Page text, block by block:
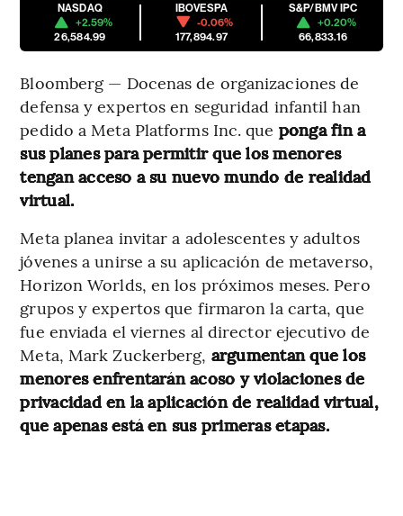
NASDAQ
+2.59%
26,584.99
IBOVESPA
-0.06%
177,894.97
S&P/BMV IPC
+0.20%
66,833.16
Bloomberg — Docenas de organizaciones de
defensa y expertos en seguridad infantil han
pedido a Meta Platforms Inc. que ponga fin a
sus planes para permitir que los menores
tengan acceso a su nuevo mundo de realidad
virtual.
Meta planea invitar a adolescentes y adultos
jóvenes a unirse a su aplicación de metaverso,
Horizon Worlds, en los próximos meses. Pero
grupos y expertos que firmaron la carta, que
fue enviada el viernes al director ejecutivo de
Meta, Mark Zuckerberg, argumentan que los
menores enfrentarán acoso y violaciones de
privacidad en la aplicación de realidad virtual,
que apenas está en sus primeras etapas.